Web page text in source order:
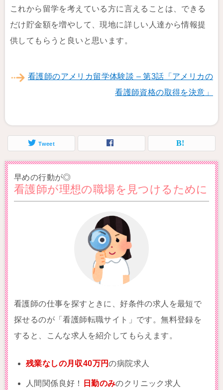
これから留学を考えている方に言えることは、できる
だけ貯金額を増やして、現地に詳しい人達から情報提
供してもらうと良いと思います。
看護師のアメリカ留学体験談 – 第3話「アメリカの
看護師資格の取得を決意」
Tweet
早めの行動が◎
看護師が理想の職場を見つけるために
看護師の仕事を探すときに、好条件の求人を最短で
探せるのが「看護師転職サイト」です。無料登録を
すると、こんな求人を紹介してもらえます。
残業なしの月収40万円の病院求人
人間関係良好！ 日勤のみのクリニック求人